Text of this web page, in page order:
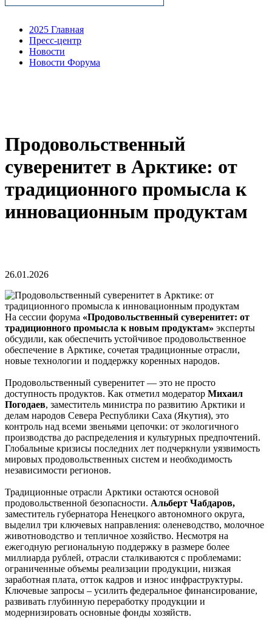
2025 Главная
Пресс-центр
Новости
Новости Форума
Продовольственный
суверенитет в Арктике: от
традиционного промысла к
инновационным продуктам
26.01.2026
На сессии форума «Продовольственный суверенитет: от
традиционного промысла к новым продуктам» эксперты
обсудили, как обеспечить устойчивое продовольственное
обеспечение в Арктике, сочетая традиционные отрасли,
новые технологии и поддержку коренных народов.
Продовольственный суверенитет — это не просто
доступность продуктов. Как отметил модератор Михаил
Погодаев, заместитель министра по развитию Арктики и
делам народов Севера Республики Саха (Якутия), это
контроль над всеми звеньями цепочки: от экологичного
производства до распределения и культурных предпочтений.
Глобальные кризисы последних лет подчеркнули уязвимость
мировых продовольственных систем и необходимость
независимости регионов.
Традиционные отрасли Арктики остаются основой
продовольственной безопасности. Альберт Чабдаров,
заместитель губернатора Ненецкого автономного округа,
выделил три ключевых направления: оленеводство, молочное
животноводство и тепличное хозяйство. Несмотря на
ежегодную региональную поддержку в размере более
миллиарда рублей, отрасли сталкиваются с проблемами:
ограниченные объемы реализации продукции, низкая
заработная плата, отток кадров и износ инфраструктуры.
Ключевые запросы – усилить федеральное финансирование,
развивать глубинную переработку продукции и
модернизировать основные фонды хозяйств.